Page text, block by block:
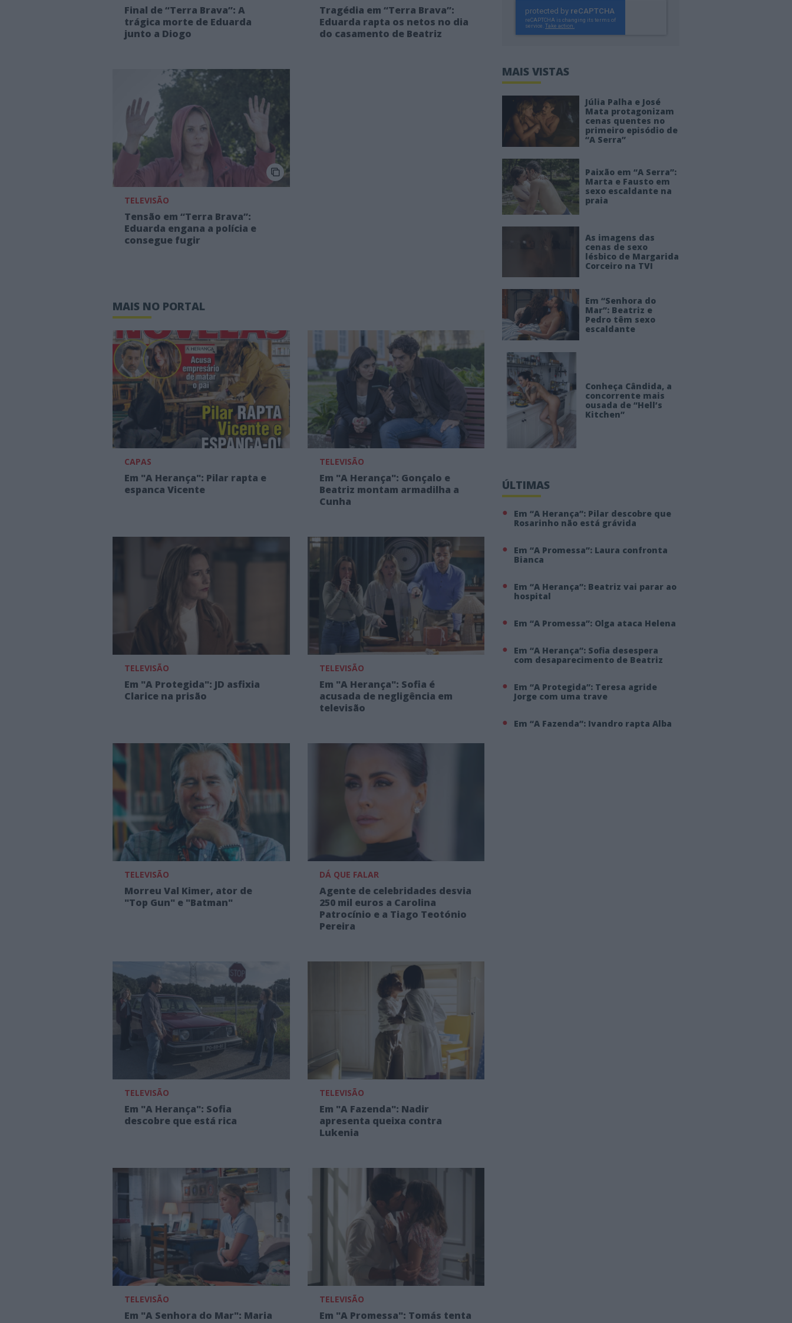
Final de “Terra Brava”: A
trágica morte de Eduarda
junto a Diogo
Tragédia em “Terra Brava”:
Eduarda rapta os netos no dia
do casamento de Beatriz
TELEVISÃO
Tensão em “Terra Brava”:
Eduarda engana a polícia e
consegue fugir
MAIS NO PORTAL
CAPAS
Em "A Herança": Pilar rapta e
espanca Vicente
TELEVISÃO
Em "A Herança": Gonçalo e
Beatriz montam armadilha a
Cunha
TELEVISÃO
Em "A Protegida": JD asfixia
Clarice na prisão
TELEVISÃO
Em "A Herança": Sofia é
acusada de negligência em
televisão
TELEVISÃO
Morreu Val Kimer, ator de
"Top Gun" e "Batman"
DÁ QUE FALAR
Agente de celebridades desvia
250 mil euros a Carolina
Patrocínio e a Tiago Teotónio
Pereira
TELEVISÃO
Em "A Herança": Sofia
descobre que está rica
TELEVISÃO
Em "A Fazenda": Nadir
apresenta queixa contra
Lukenia
TELEVISÃO
Em "A Senhora do Mar": Maria
TELEVISÃO
Em "A Promessa": Tomás tenta
MAIS VISTAS
Júlia Palha e José
Mata protagonizam
cenas quentes no
primeiro episódio de
“A Serra”
Paixão em “A Serra”:
Marta e Fausto em
sexo escaldante na
praia
As imagens das
cenas de sexo
lésbico de Margarida
Corceiro na TVI
Em “Senhora do
Mar”: Beatriz e
Pedro têm sexo
escaldante
Conheça Cândida, a
concorrente mais
ousada de “Hell’s
Kitchen”
ÚLTIMAS
Em “A Herança”: Pilar descobre que
Rosarinho não está grávida
Em “A Promessa”: Laura confronta
Bianca
Em “A Herança”: Beatriz vai parar ao
hospital
Em “A Promessa”: Olga ataca Helena
Em “A Herança”: Sofia desespera
com desaparecimento de Beatriz
Em “A Protegida”: Teresa agride
Jorge com uma trave
Em “A Fazenda”: Ivandro rapta Alba